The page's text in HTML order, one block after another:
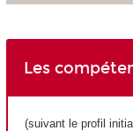
Les
(suivant le profil